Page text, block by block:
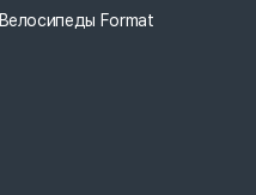
Велосипеды Format